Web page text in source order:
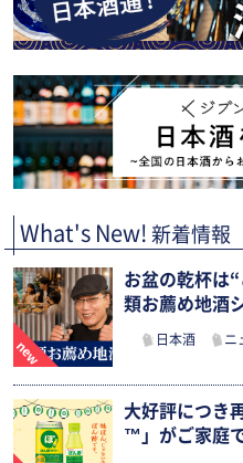
What's New! 新着情報
お盆の乾杯は
類お薦め地酒
日本酒 ニ
大好評につき
™」がご家庭